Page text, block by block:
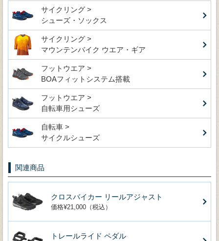
サイクリング >
シューズ・ソックス
サイクリング >
マウンテンバイク ウエア・ギア
フットウエア >
BOAフィットシステム搭載
フットウエア >
自転車用シューズ
自転車 >
サイクルシューズ
関連商品
クロスバイカー リールアジャスト
価格¥21,000（税込）
トレールライド ペダル